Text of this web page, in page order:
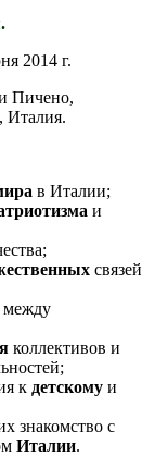
2014 г.
Пичено,
Италия.
в Италии;
и
связей
между
коллективов и
к детскому и
знакомство с
Италии.